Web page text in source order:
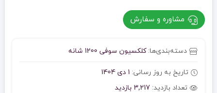
مشاوره و سفارش
دسته‌بندی‌ها:کلکسیون سوفی 1200 شانه
تاریخ به روز رسانی: 1 دی 1404
تعداد بازدید: 3,217 بازدید